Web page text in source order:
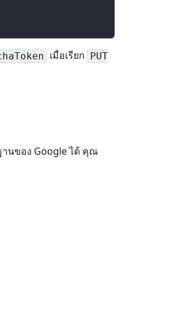
เมื่อเรียก PUT
านของ Google ได้ คุณ